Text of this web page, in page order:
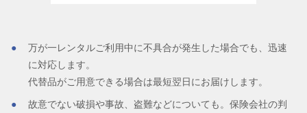
万が一レンタルご利用中に不具合が発生した場合でも、迅速
に対応します。
代替品がご用意できる場合は最短翌日にお届けします。
故意でない破損や事故、盗難などについても。保険会社の判